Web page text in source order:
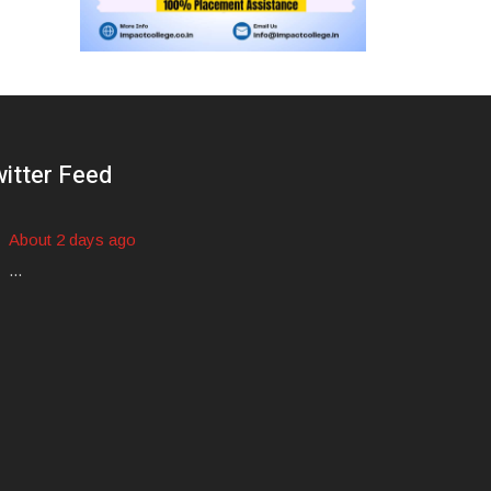
Feed
About 2 days ago
...